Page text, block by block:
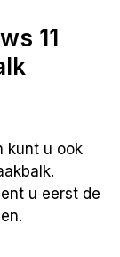
11
kunt u ook
u eerst de